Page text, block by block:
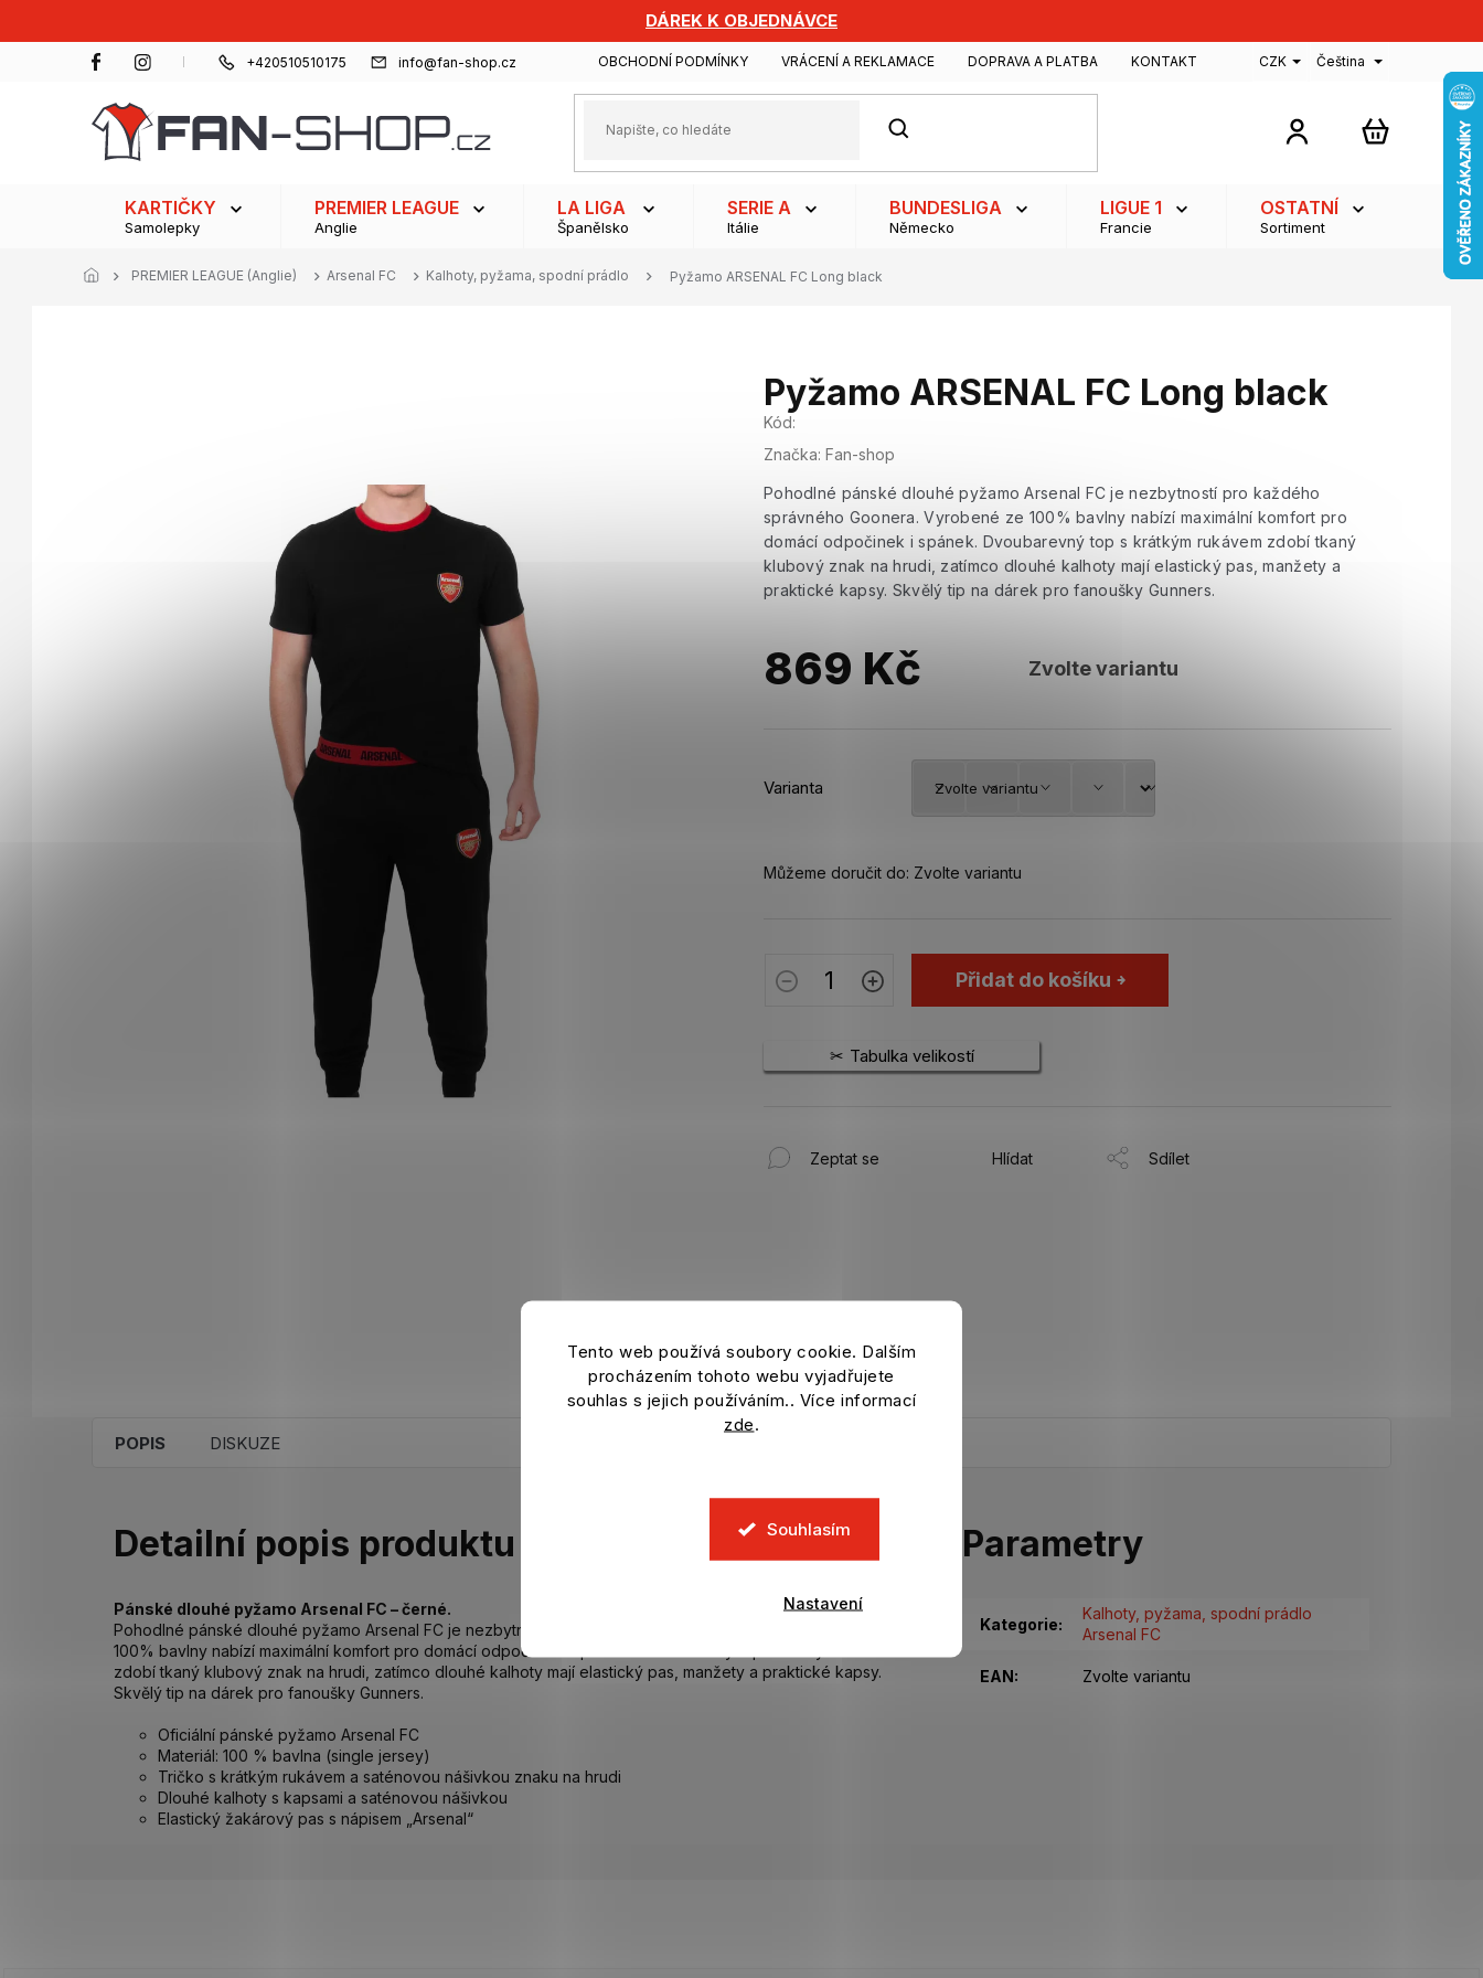
Tento web používá soubory cookie. Dalším
procházením tohoto webu vyjadřujete
souhlas s jejich používáním.. Více informací
zde.
Souhlasím
Nastavení
DÁREK K OBJEDNÁVCE
+420510510175 info@fan-shop.cz OBCHODNÍ PODMÍNKY VRÁCENÍ A REKLAMACE DOPRAVA A PLATBA KONTAKT CZK Čeština
HLEDAT
NÁKUPNÍ
KARTIČKY
Samolepky
PREMIER LEAGUE
Anglie
LA LIGA
Španělsko
SERIE A
Itálie
BUNDESLIGA
Německo
LIGUE 1
Francie
OSTATNÍ
Sortiment
PREMIER LEAGUE (Anglie) Arsenal FC Kalhoty, pyžama, spodní prádlo Pyžamo ARSENAL FC Long black
Pyžamo ARSENAL FC Long black
Kód:
Značka: Fan-shop
Pohodlné pánské dlouhé pyžamo Arsenal FC je nezbytností pro každého
správného Goonera. Vyrobené ze 100% bavlny nabízí maximální komfort pro
domácí odpočinek i spánek. Dvoubarevný top s krátkým rukávem zdobí tkaný
klubový znak na hrudi, zatímco dlouhé kalhoty mají elastický pas, manžety a
praktické kapsy. Skvělý tip na dárek pro fanoušky Gunners.
869 Kč Zvolte variantu
Varianta
Můžeme doručit do: Zvolte variantu
Přidat do košíku
Tabulka velikostí
Zeptat se Hlídat Sdílet
POPIS DISKUZE
Detailní popis produktu
Pánské dlouhé pyžamo Arsenal FC – černé.
Pohodlné pánské dlouhé pyžamo Arsenal FC je nezbytností pro každého správného Goonera. Vyrobené ze
100% bavlny nabízí maximální komfort pro domácí odpočinek i spánek. Dvoubarevný top s krátkým rukávem
zdobí tkaný klubový znak na hrudi, zatímco dlouhé kalhoty mají elastický pas, manžety a praktické kapsy.
Skvělý tip na dárek pro fanoušky Gunners.
Oficiální pánské pyžamo Arsenal FC
Materiál: 100 % bavlna (single jersey)
Tričko s krátkým rukávem a saténovou nášivkou znaku na hrudi
Dlouhé kalhoty s kapsami a saténovou nášivkou
Elastický žakárový pas s nápisem „Arsenal“
Parametry
Kategorie:
Kalhoty, pyžama, spodní prádlo
Arsenal FC
EAN : Zvolte variantu